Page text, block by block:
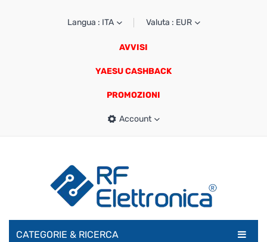
Langua : ITA Valuta : EUR
AVVISI
YAESU CASHBACK
PROMOZIONI
Account
CATEGORIE & RICERCA